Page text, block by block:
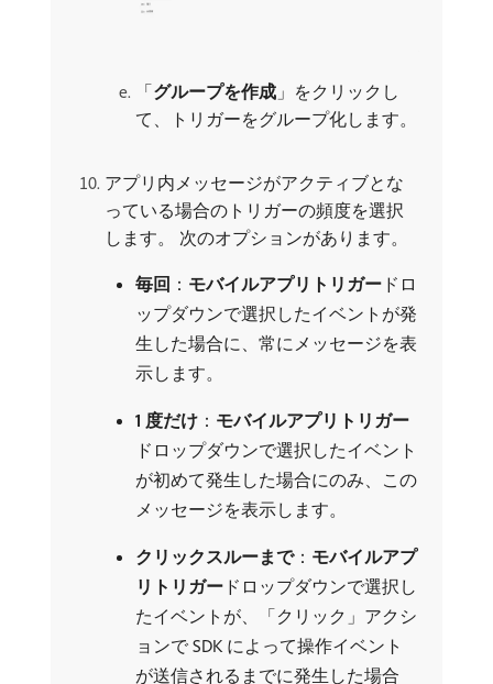
「グループを作成 」をクリックし
て、トリガーをグループ化します。
アプリ内メッセージがアクティブとな
っている場合のトリガーの頻度を選択
します。 次のオプションがあります。
毎回 ： モバイルアプリトリガー ​ドロ
ップダウンで選択したイベントが発
生した場合に、常にメッセージを表
示します。
1 度だけ ： モバイルアプリトリガー
ドロップダウンで選択したイベント
が初めて発生した場合にのみ、この
メッセージを表示します。
クリックスルーまで： モバイルアプ
リトリガー ​ドロップダウンで選択し
たイベントが、「クリック」アクシ
ョンで SDK によって操作イベント
が送信されるまでに発生した場合